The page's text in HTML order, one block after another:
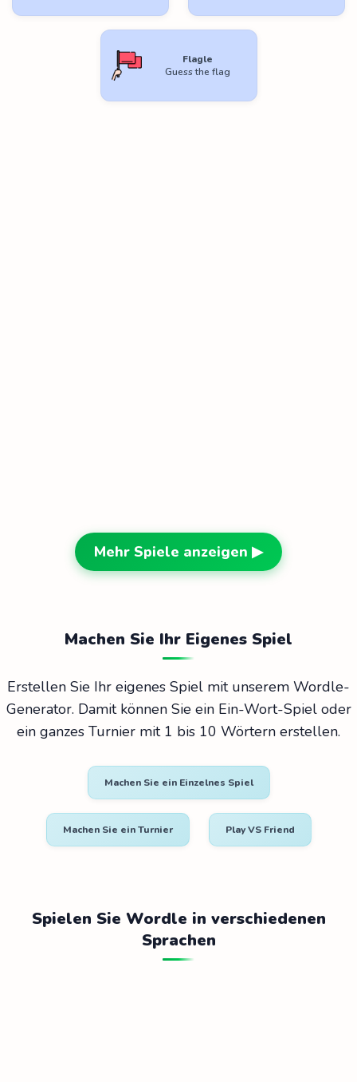
Flagle
Guess the flag
Mehr Spiele anzeigen ▶
Machen Sie Ihr Eigenes Spiel
Erstellen Sie Ihr eigenes Spiel mit unserem Wordle-
Generator. Damit können Sie ein Ein-Wort-Spiel oder
ein ganzes Turnier mit 1 bis 10 Wörtern erstellen.
Machen Sie ein Einzelnes Spiel
Machen Sie ein Turnier Play VS Friend
Spielen Sie Wordle in verschiedenen
Sprachen